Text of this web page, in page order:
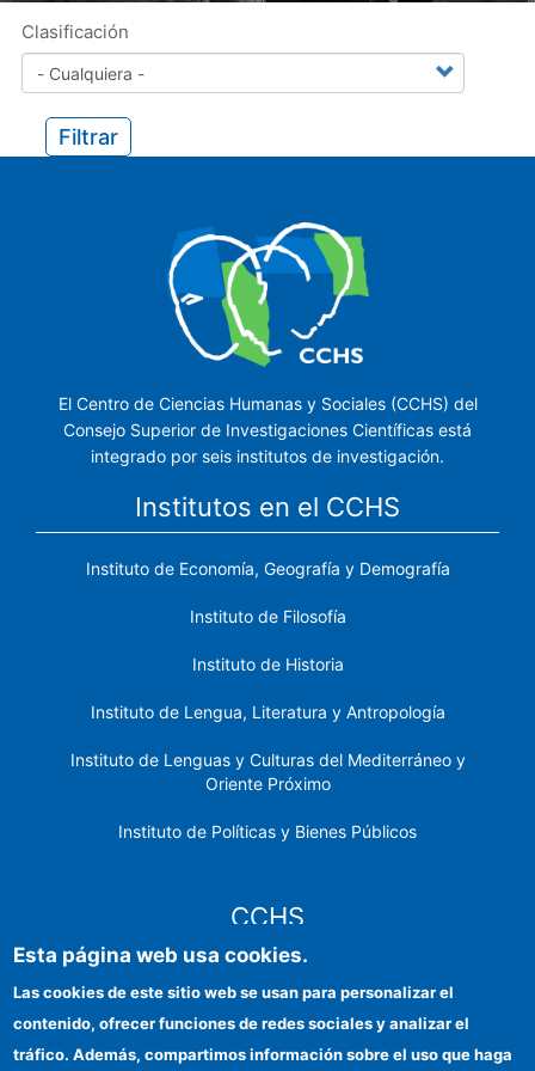
Clasificación
Filtrar
El Centro de Ciencias Humanas y Sociales (CCHS) del
Consejo Superior de Investigaciones Científicas está
integrado por seis institutos de investigación.
Institutos en el CCHS
Instituto de Economía, Geografía y Demografía
Instituto de Filosofía
Instituto de Historia
Instituto de Lengua, Literatura y Antropología
Instituto de Lenguas y Culturas del Mediterráneo y
Oriente Próximo
Instituto de Políticas y Bienes Públicos
CCHS
Identidad institucional
Esta página web usa cookies.
Las cookies de este sitio web se usan para personalizar el
contenido, ofrecer funciones de redes sociales y analizar el
tráfico. Además, compartimos información sobre el uso que haga